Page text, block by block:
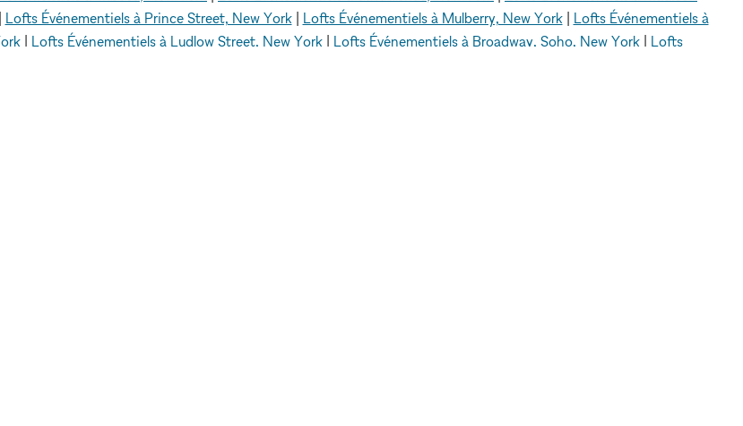
Lofts Événementiels à Prince Street, New York| Lofts Événementiels à Mulberry, New York| Lofts Événementiels à
| Lofts Événementiels à Ludlow Street, New York| Lofts Événementiels à Broadway, Soho, New York| Lofts